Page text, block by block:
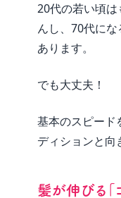
20代の若い頃
んし、70代に
あります。
でも大丈夫！
基本のスピード
ディションと向
髪が伸びる「